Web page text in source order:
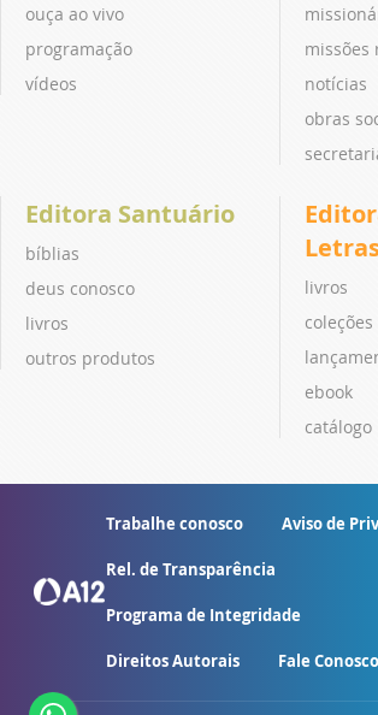
ouça ao vivo
programação
vídeos
missões
notícias
obras
Editora Santuário
bíblias
deus conosco
livros
outros produtos
livros
coleções
ebook
catálogo
Trabalhe conosco Aviso de
Rel. de Transparência
Programa de Integridade
Direitos Autorais Fale Conosco